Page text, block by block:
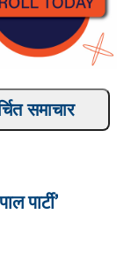
समाचार
पार्टी’